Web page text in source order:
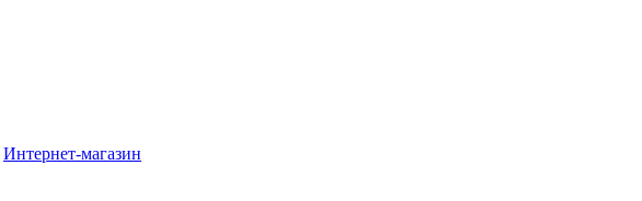
Интернет-магазин